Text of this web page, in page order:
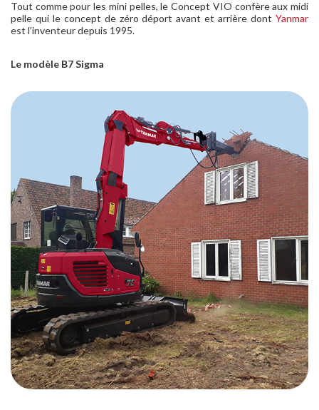
Tout comme pour les mini pelles, le Concept VIO confère aux midi
pelle qui le concept de zéro déport avant et arrière dont Yanmar
est l’inventeur depuis 1995.
Le modèle B7 Sigma